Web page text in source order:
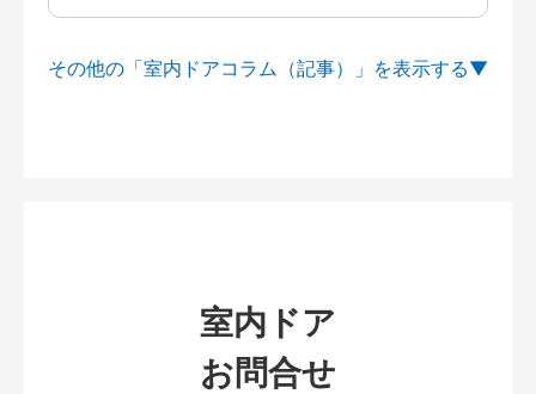
その他の「室内ドアコラム（記事）」を
室内ドア
お問合せ